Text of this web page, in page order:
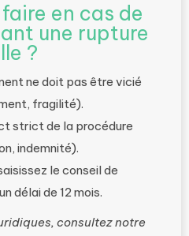
en cas de
une rupture
?
ne doit pas être vicié
fragilité).
strict de la procédure
indemnité).
le conseil de
délai de 12 mois.
consultez notre